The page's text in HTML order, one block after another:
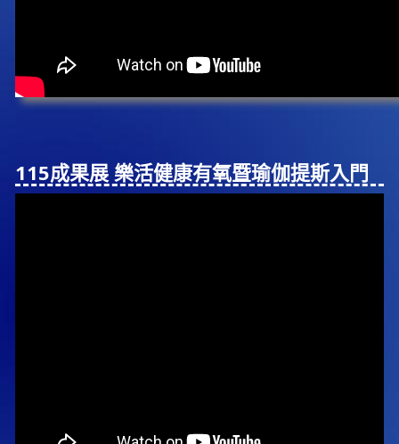
115成果展 樂活健康有氧暨瑜伽提斯入⾨